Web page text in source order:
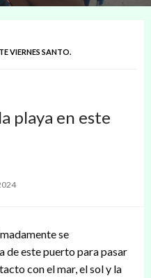
VIERNES SANTO.
playa en este
se
de este puerto para pasar
con el mar, el sol y la